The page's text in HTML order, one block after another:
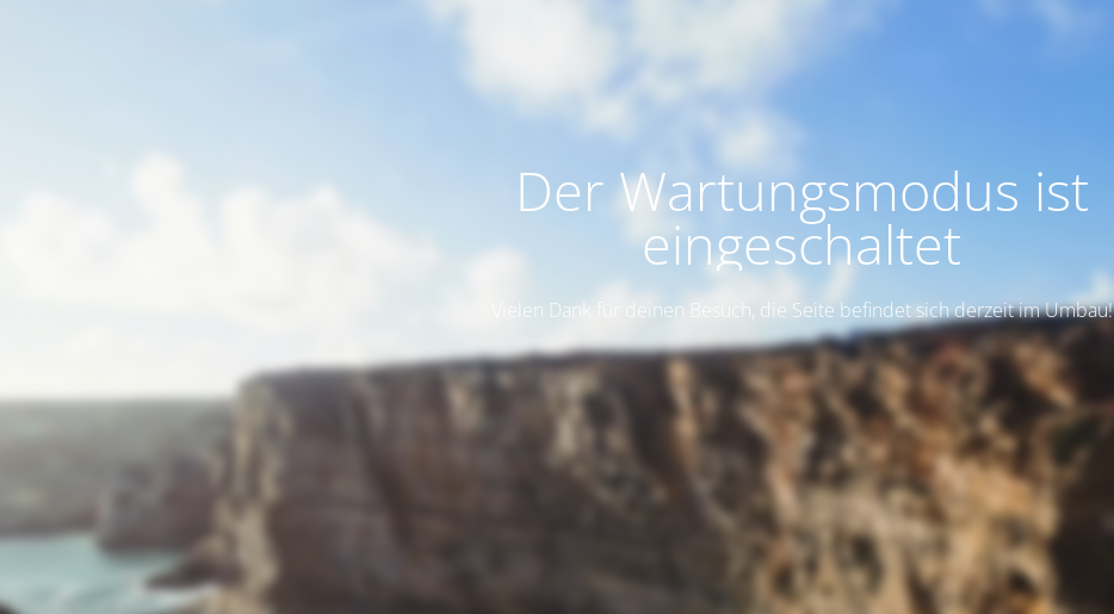
Der Wartungsmodus ist
eingeschaltet
Vielen Dank für deinen Besuch, die Seite befindet sich derzeit im Umbau!